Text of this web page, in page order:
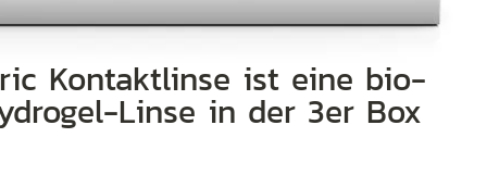
Linse in der 3er Box
+
+